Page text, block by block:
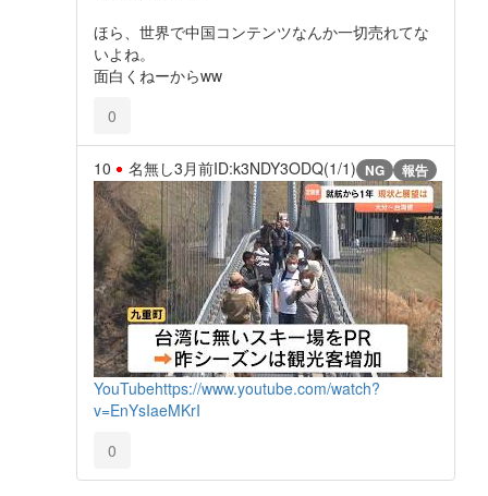
ほら、世界で中国コンテンツなんか一切売れてな
いよね。
面白くねーからww
0
10 名無し3月前ID:k3NDY3ODQ(1/1) NG 報告
YouTubehttps://www.youtube.com/watch?
v=EnYsIaeMKrI
0